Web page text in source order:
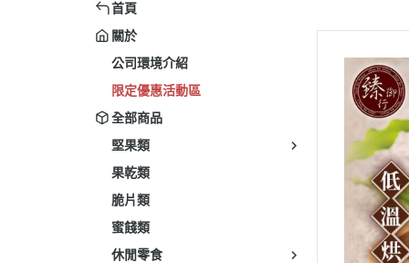
首頁
關於
公司環境介紹
限定優惠活動區
全部商品
堅果類
果乾類
脆片類
蜜餞類
休閒零食